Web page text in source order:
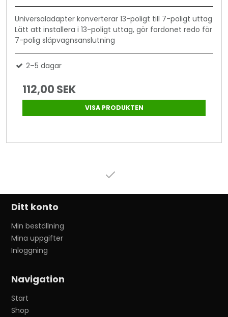
Universaladapter konverterar 13-poligt till 7-poligt uttag
Lätt att installera i 13-poligt uttag, gör fordonet redo för
7-polig släpvagnsanslutning
2–5 dagar
112,00 SEK
VISA PRODUKTEN
Ditt konto
Min beställning
Mina uppgifter
Inloggning
Navigation
Start
Shop